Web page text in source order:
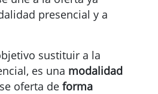
presencial y a
sustituir a la
es una modalidad
oferta de forma